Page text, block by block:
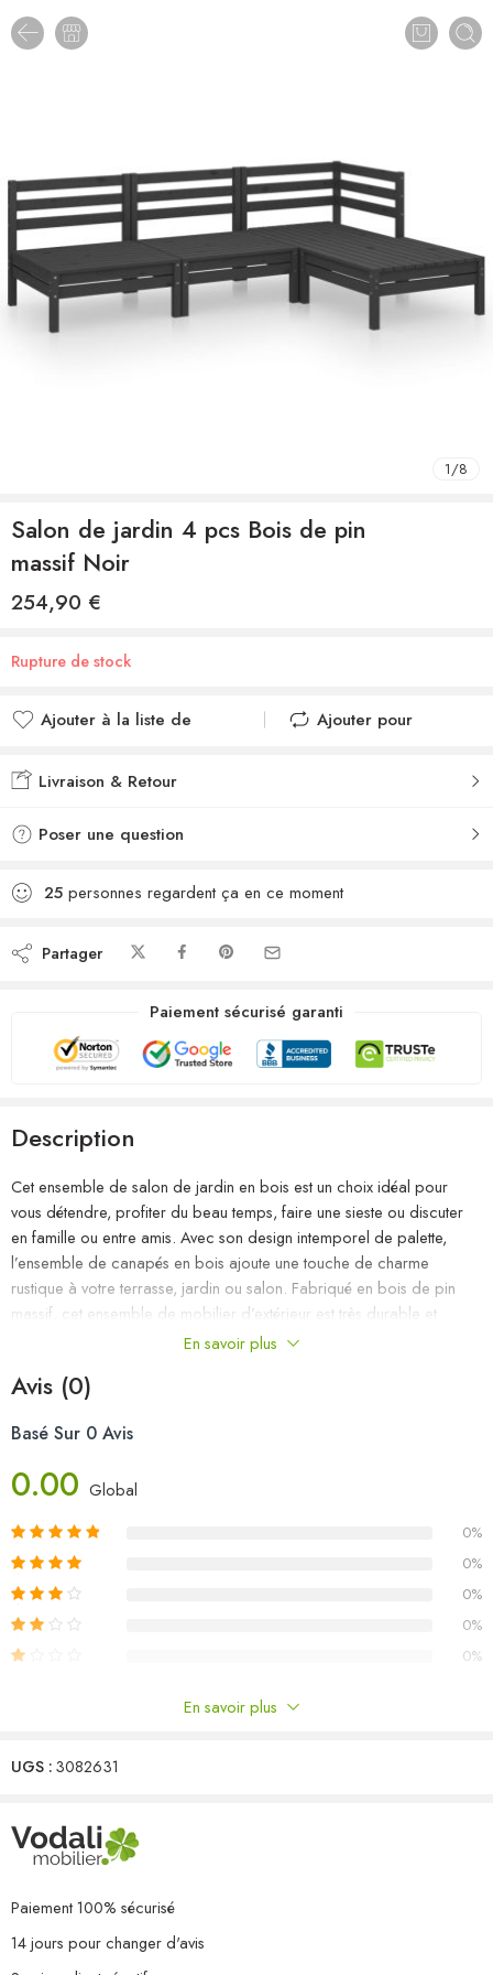
1/8
Salon de jardin 4 pcs Bois de pin
massif Noir
254,90 €
Rupture de stock
Ajouter à la liste de
Ajouté à la liste de
Ajouter pour
Livraison & Retour
Poser une question
25 personnes regardent ça en ce moment
Partager
Paiement sécurisé garanti
Description
Cet ensemble de salon de jardin en bois est un choix idéal pour
vous détendre, profiter du beau temps, faire une sieste ou discuter
en famille ou entre amis. Avec son design intemporel de palette,
l’ensemble de canapés en bois ajoute une touche de charme
rustique à votre terrasse, jardin ou salon. Fabriqué en bois de pin
massif, cet ensemble de mobilier d’extérieur est très durable et
résistant aux intempéries. Cet ensemble de canapés a une
conception modulaire permet également de placer l’ensemble dans
prolonger la durée de vie des meubles d’extérieur, nous vous
Matériau : bois de pin massif
Dimensions du canapé central/d’angle : 63,5 x 63,5 x 62,5 cm (L
x l x H)
Dimensions du repose-pied/de la table : 63,5 x 63,5 x 28,5 cm
(L x l x H)
1 x repose-pied/table
En savoir plus
Avis (0)
Basé Sur 0 Avis
0.00 Global
0%
0%
0%
0%
0%
Il n'y a pas encore de critiques.
En savoir plus
UGS :3082631
Paiement 100% sécurisé
14 jours pour changer d'avis